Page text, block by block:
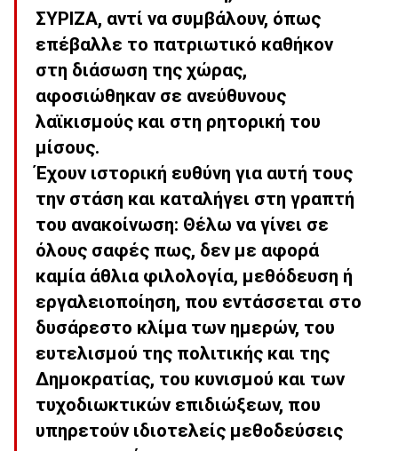
ΣΥΡΙΖΑ, αντί να συμβάλουν, όπως
επέβαλλε το πατριωτικό καθήκον
στη διάσωση της χώρας,
αφοσιώθηκαν σε ανεύθυνους
λαϊκισμούς και στη ρητορική του
μίσους.
Έχουν ιστορική ευθύνη για αυτή τους
την στάση και καταλήγει στη γραπτή
του ανακοίνωση: Θέλω να γίνει σε
όλους σαφές πως, δεν με αφορά
καμία άθλια φιλολογία, μεθόδευση ή
εργαλειοποίηση, που εντάσσεται στο
δυσάρεστο κλίμα των ημερών, του
ευτελισμού της πολιτικής και της
Δημοκρατίας, του κυνισμού και των
τυχοδιωκτικών επιδιώξεων, που
υπηρετούν ιδιοτελείς μεθοδεύσεις